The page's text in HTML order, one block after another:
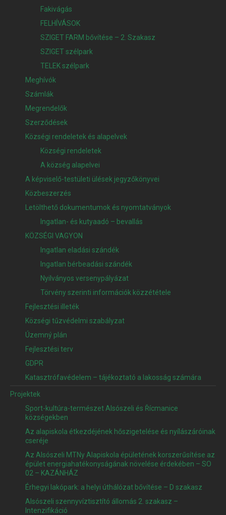
Fakivágás
FELHÍVÁSOK
SZIGET FARM bővítése – 2. Szakasz
SZIGET szélpark
TELEK szélpark
Meghívók
Számlák
Megrendelők
Szerződések
Községi rendeletek és alapelvek
Községi rendeletek
A község alapelvei
A képviselő-testületi ülések jegyzőkönyvei
Közbeszerzés
Letölthető dokumentumok és nyomtatványok
Ingatlan- és kutyaadó – bevallás
KÖZSÉGI VAGYON
Ingatlan eladási szándék
Ingatlan bérbeadási szándék
Nyilványos versenypályázat
Törvény szerinti információk közzététele
Fejlesztési illeték
Községi tűzvédelmi szabályzat
Územný plán
Fejlesztési terv
GDPR
Katasztrófavédelem – tájékoztató a lakosság számára
Projektek
Sport-kultúra-természet Alsószeli és Řícmanice
községekben
Az alapiskola étkezdéjének hőszigetelése és nyílászáróinak
cseréje
Az Alsószeli MTNy Alapiskola épületének korszerűsítése az
épület energiahatékonyságának növelése érdekében – SO
02 – KAZÁNHÁZ
Érhegyi lakópark: a helyi úthálózat bővítése – D szakasz
Alsószeli szennyvíztisztító állomás 2. szakasz –
Intenzifikáció